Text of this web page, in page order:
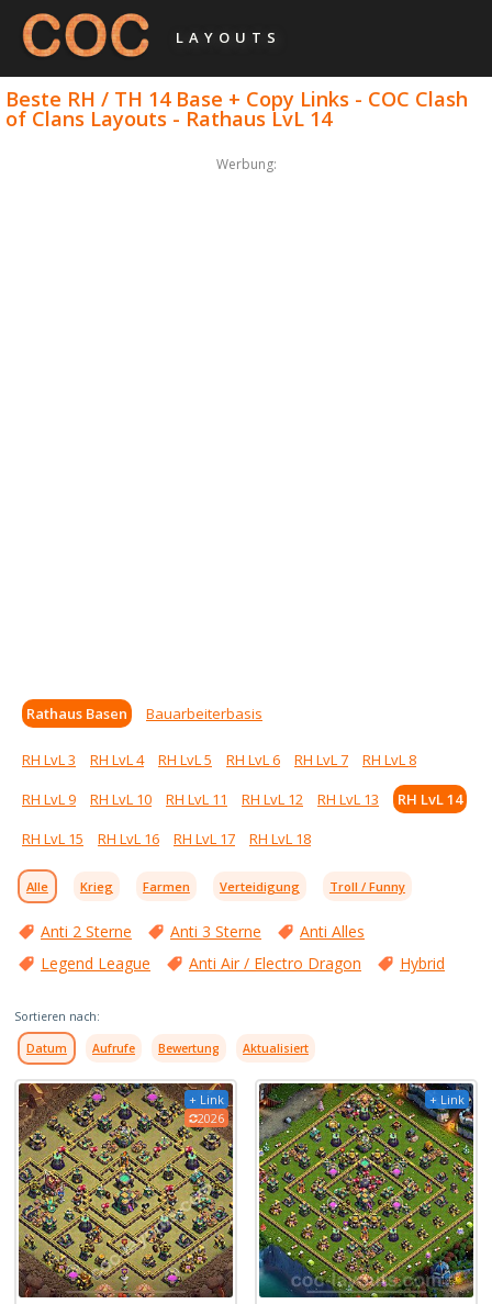
LAYOUTS
Beste RH / TH 14 Base + Copy Links - COC Clash
of Clans Layouts - Rathaus LvL 14
Werbung:
Rathaus Basen Bauarbeiterbasis
RH LvL 3 RH LvL 4 RH LvL 5 RH LvL 6 RH LvL 7
RH LvL 8
RH LvL 9
RH LvL 10 RH LvL 11 RH LvL 12 RH LvL 13
RH LvL 14
RH LvL 15
RH LvL 16 RH LvL 17 RH LvL 18
Alle Krieg Farmen Verteidigung Troll / Funny
Anti 2 Sterne Anti 3 Sterne
Anti Alles
Legend League
Anti Air / Electro Dragon Hybrid
Sortieren nach:
Datum Aufrufe Bewertung Aktualisiert
+ Link
2026
+ Link